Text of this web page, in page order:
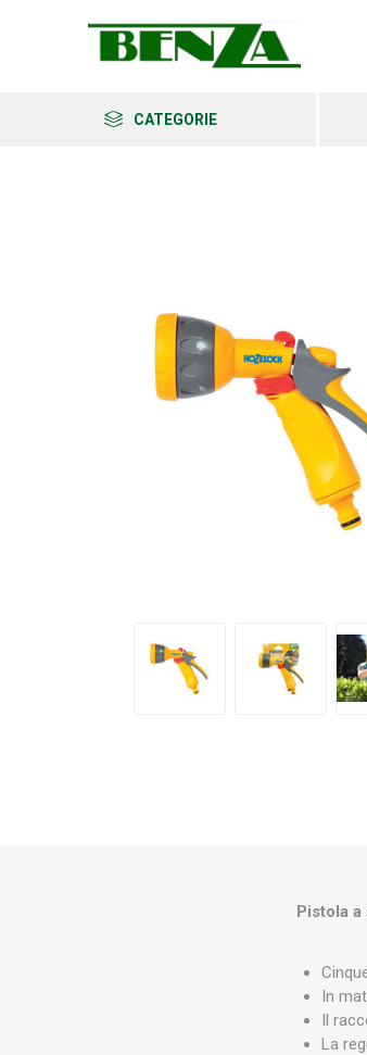
CATEGORIE
Felco
Pistola
In
Il
La